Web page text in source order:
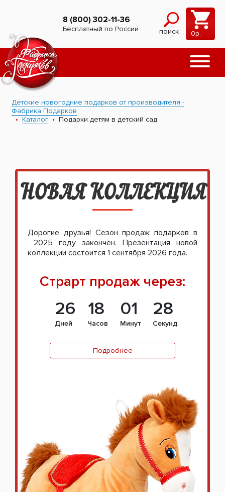
8 (800) 302-11-36
Бесплатный по России поиск 0р.
Детские новогодние подарков от производителя -
Фабрика Подарков
Каталог
Подарки детям в детский сад
НОВАЯ КОЛЛЕКЦИЯ
Дорогие друзья! Сезон продаж подарков в
2025 году закончен. Презентация новой
коллекции состоится 1 сентября 2026 года.
Страрт продаж через:
26
Дней
18
Часов
01
Минут
27
Секунд
Подробнее